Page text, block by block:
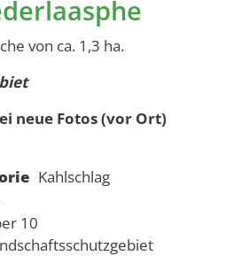
von ca. 1,3 ha.
neue Fotos (vor Ort)
Kahlschlag
10